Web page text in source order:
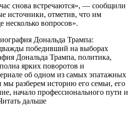
снова встречаются», — сообщили
источники, отметив, что им
несколько вопросов».
Дональда Трампа:
победивший на выборах
Дональда Трампа, политика,
ярких поворотов и
об одном из самых эпатажных
мы разберем историю его семьи, его
начало профессионального пути и
дальше